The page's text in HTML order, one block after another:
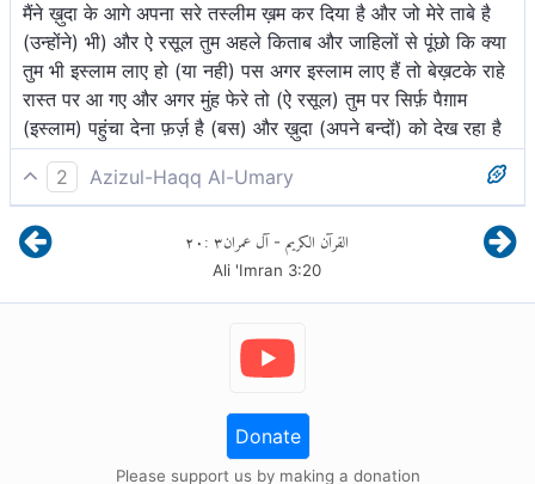
मैंने ख़ुदा के आगे अपना सरे तस्लीम ख़म कर दिया है और जो मेरे ताबे है
(उन्होंने) भी) और ऐ रसूल तुम अहले किताब और जाहिलों से पूंछो कि क्या
तुम भी इस्लाम लाए हो (या नही) पस अगर इस्लाम लाए हैं तो बेख़टके राहे
रास्त पर आ गए और अगर मुंह फेरे तो (ऐ रसूल) तुम पर सिर्फ़ पैग़ाम
(इस्लाम) पहुंचा देना फ़र्ज़ है (बस) और ख़ुदा (अपने बन्दों) को देख रहा है
2
Azizul-Haqq Al-Umary
फिर यदि वे आपसे विवाद करें, तो कह दें कि मैं स्वयं तथा जिसने मेरा
अनुसरण किया अल्लाह के आज्ञाकारी हो गये तथा अह्ले किताब और
उम्मियों (अर्थात जिनके पास कोई किताब नहीं आयी) से कहो कि क्या तुम
भी आज्ञाकारी हो गये? यदि वे आज्ञाकारी हो गये, तो मार्गदर्शन पा गये और
यदि विमुख हो गये, तो आपका दायित्व (संदेश) पहुँचा[1] देना है तथा
القرآن الكريم - آل عمران٣:٢٠
Ali 'Imran 3:20
Donate
Please support us by making a donation